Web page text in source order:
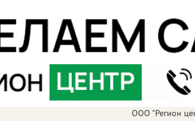
ООО "Регион